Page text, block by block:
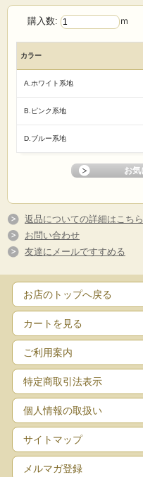
購入数: ｍ
カラー
A.ホワイト系地
B.ピンク系地
D.ブルー系地
返品についての詳細はこちら
お問い合わせ
友達にメールですすめる
お店のトップへ戻る
カートを見る
ご利用案内
特定商取引法表示
個人情報の取扱い
サイトマップ
メルマガ登録